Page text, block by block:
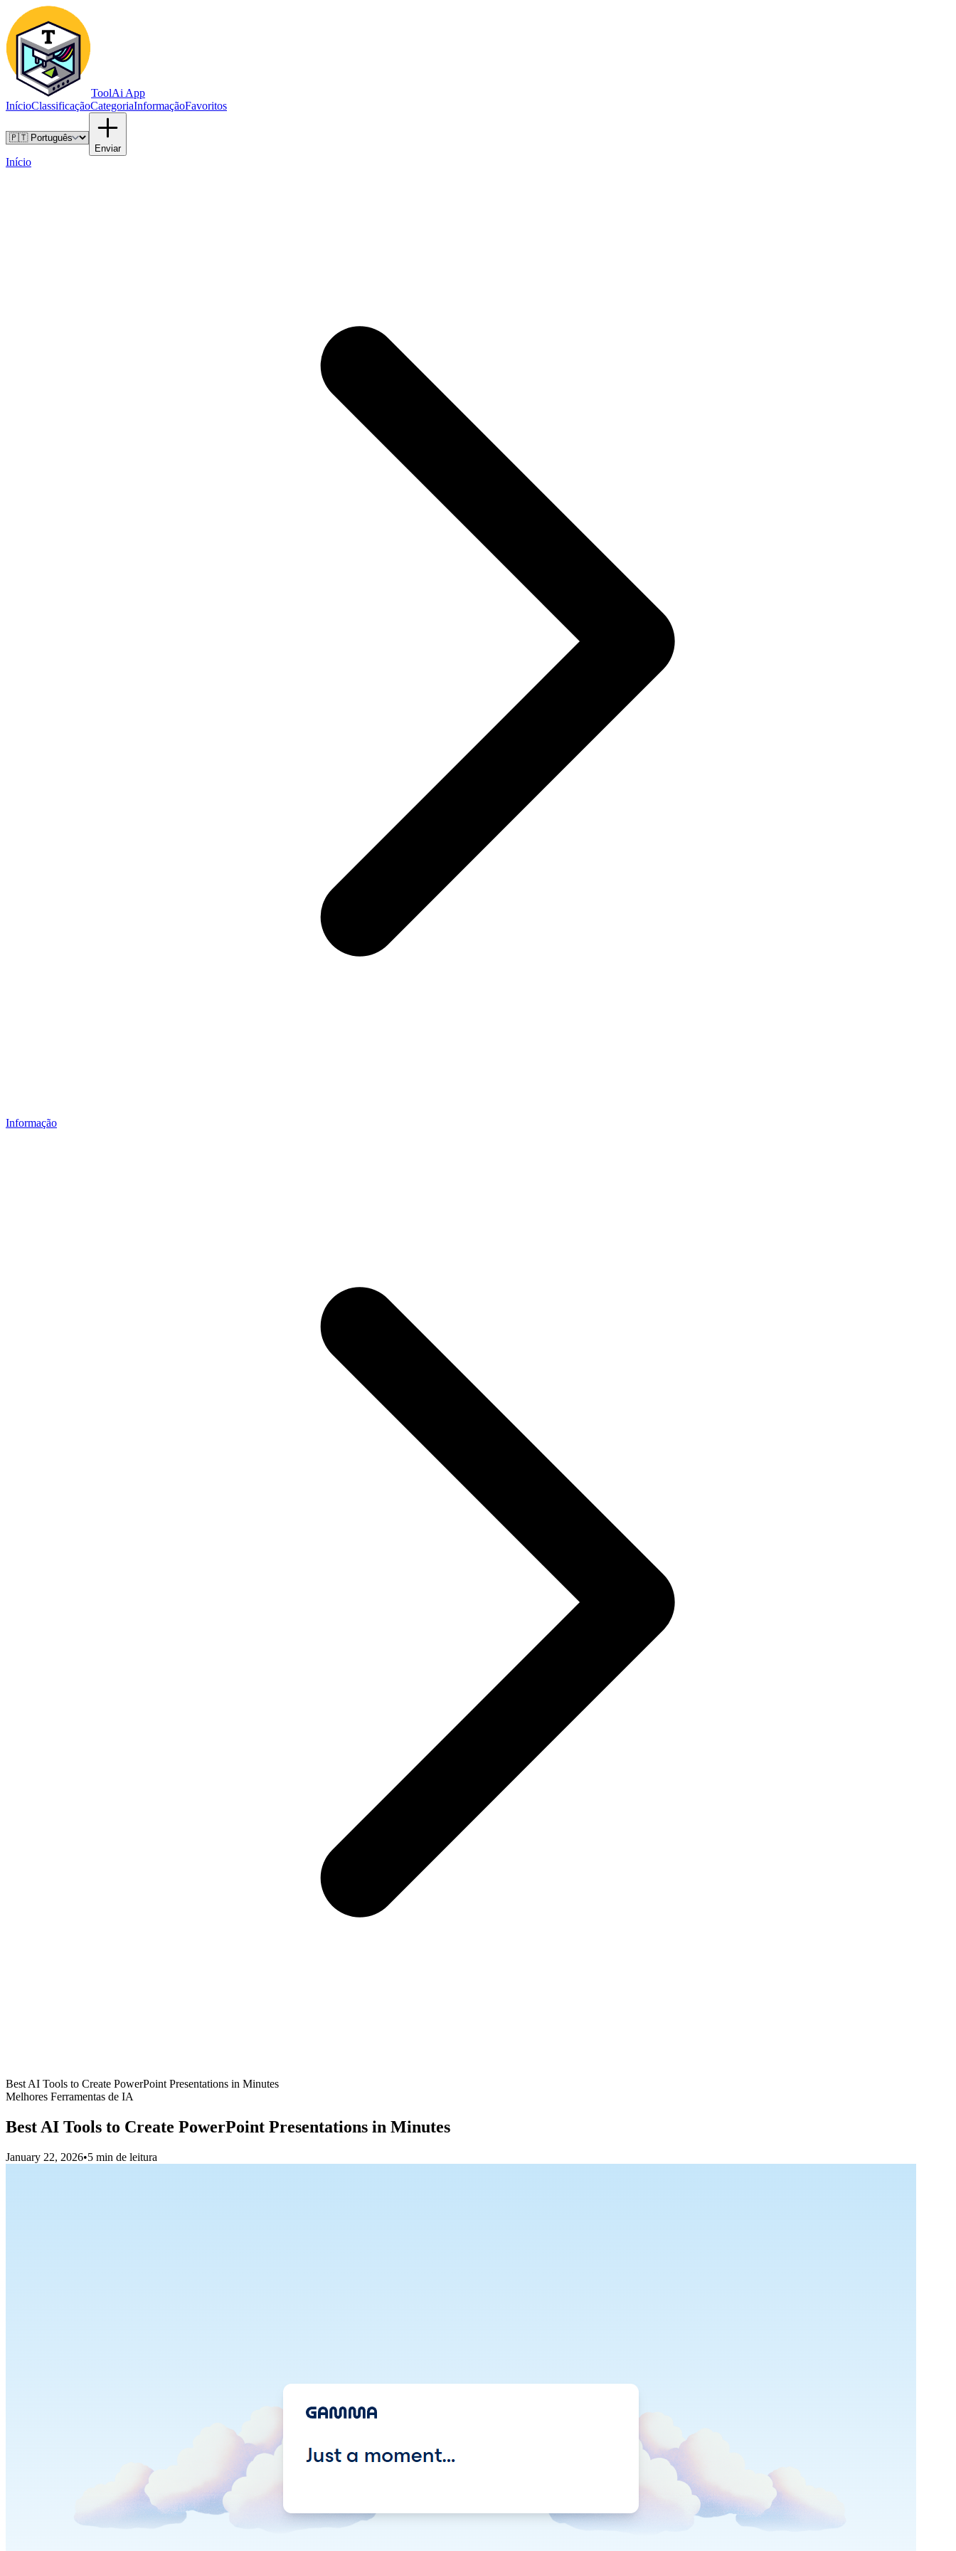
ToolAi App
InícioClassificaçãoCategoriaInformaçãoFavoritos
Enviar
Início
Informação
Best AI Tools to Create PowerPoint Presentations in Minutes
Melhores Ferramentas de IA
Best AI Tools to Create PowerPoint Presentations in Minutes
January 22, 2026•5 min de leitura